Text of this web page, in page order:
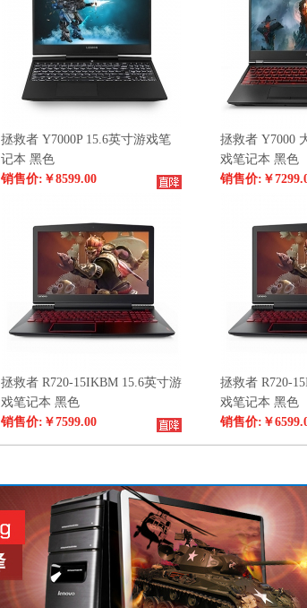
拯救者 Y7000P 15.6英寸游戏笔
记本 黑色
销售价: ￥8599.00
拯救者 Y7000
戏笔记本 黑色
销售价: ￥
拯救者 R720-15IKBM 15.6英寸游
戏笔记本 黑色
销售价: ￥7599.00
拯救者 R720-
戏笔记本 黑色
销售价: ￥